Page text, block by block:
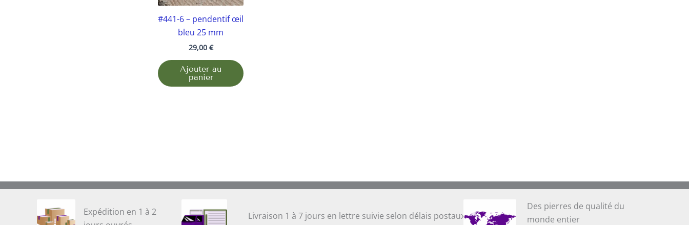
#441-6 – pendentif œil
bleu 25 mm
29,00 €
Ajouter au
panier
Expédition en 1 à 2
Livraison 1 à 7 jours en lettre suivie selon délais postaux
Des pierres de qualité du
monde entier